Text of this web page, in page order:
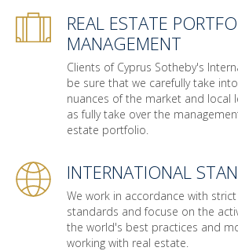
REAL ESTATE
MANAGEMENT
Clients of Cyprus Sotheby's
be sure that we carefully take
nuances of the market and local
as fully take over the
estate portfolio.
INTERNATIONAL
We work in accordance with
standards and focuse on the
the world's best practices and
working with real estate.